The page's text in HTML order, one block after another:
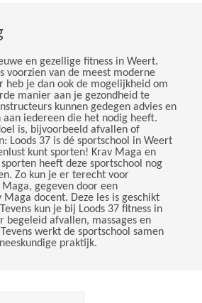
en gezellige fitness in Weert.
voorzien van de meest moderne
heb je dan ook de mogelijkheid om
manier aan je gezondheid te
kunnen gedegen advies en
aan iedereen die het nodig heeft.
is, bijvoorbeeld afvallen of
Loods 37 is dé sportschool in Weert
kunt sporten! Krav Maga en
heeft deze sportschool nog
Zo kun je er terecht voor
Maga, gegeven door een
Maga docent. Deze les is geschikt
kun je bij Loods 37 fitness in
begeleid afvallen, massages en
werkt de sportschool samen
praktijk.